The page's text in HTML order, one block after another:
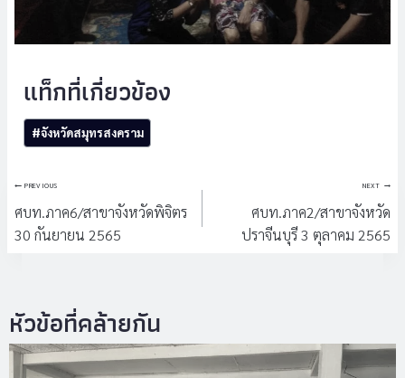
Post
Tags:
#จังหวัดสมุทรสงคราม
แนะแนว
PREVIOUS
ศบท.ภาค6/สาขาจังหวัดพิจิตร
30 กันยายน 2565
NEXT
ศบท.ภาค2/สาขาจังหวัด
ปราจีนบุรี 3 ตุลาคม 2565